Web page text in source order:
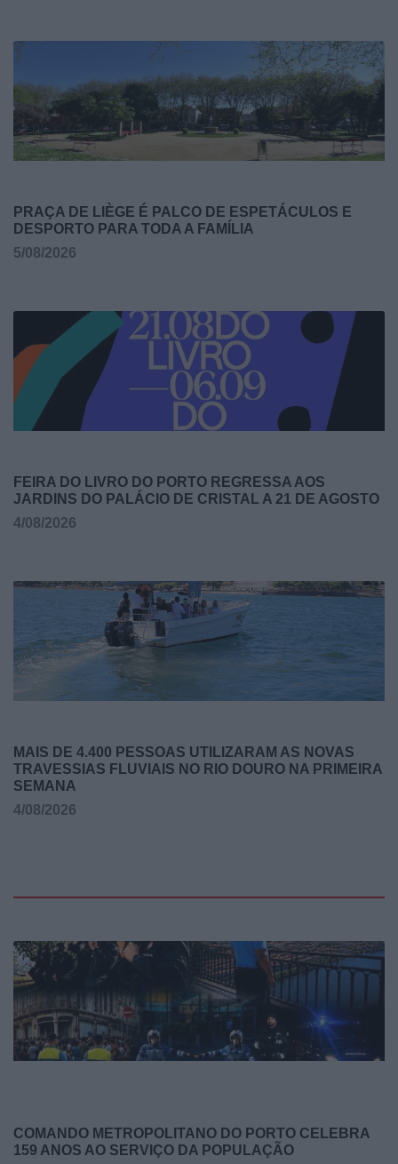
PRAÇA DE LIÈGE É PALCO DE ESPETÁCULOS E
DESPORTO PARA TODA A FAMÍLIA
5/08/2026
FEIRA DO LIVRO DO PORTO REGRESSA AOS
JARDINS DO PALÁCIO DE CRISTAL A 21 DE AGOSTO
4/08/2026
MAIS DE 4.400 PESSOAS UTILIZARAM AS NOVAS
TRAVESSIAS FLUVIAIS NO RIO DOURO NA PRIMEIRA
SEMANA
4/08/2026
COMANDO METROPOLITANO DO PORTO CELEBRA
159 ANOS AO SERVIÇO DA POPULAÇÃO